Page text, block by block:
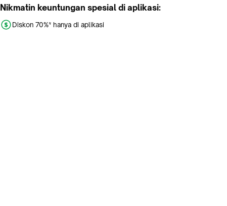
Nikmatin keuntungan spesial di aplikasi:
Diskon 70%* hanya di aplikasi